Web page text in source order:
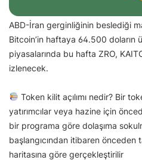
ABD-İran gerginliğinin beslediği
Bitcoin’in haftaya 64.500 doların
piyasalarında bu hafta ZRO,
izlenecek.
Token kilit açılımı nedir? Bir
yatırımcılar veya hazine için
bir programa göre dolaşıma
başlangıcından itibaren önceden
haritasına göre gerçekleştirilir